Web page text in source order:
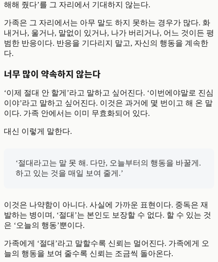
해해 줬다’를 그 자리에서 기대하지 않는다.
가족은 그 자리에서는 아무 말도 하지 못하는 경우가 많다. 화
내거나, 울거나, 말없이 있거나, 나가 버리거나, 어느 것이든 평
범한 반응이다. 반응을 기다리지 말고, 자신의 행동을 계속한
다.
너무 많이 약속하지 않는다
‘이제 절대 안 할게’라고 말하고 싶어진다. ‘이번에야말로 진심
이야’라고 말하고 싶어진다. 이것은 과거에 몇 번이고 해 온 말
이다. 가족 안에서는 이미 무효화되어 있다.
대신 이렇게 말한다.
‘절대라고는 말 못 해. 다만, 오늘부터의 행동을 바꿀게.
하고 있는 것을 매일 보여 줄게.’
이것은 나약함이 아니다. 사실에 가까운 표현이다. 중독은 재
발하는 병이며, ‘절대’는 본인도 보장할 수 없다. 할 수 있는 것
은 ‘오늘의 행동’뿐이다.
가족에게 ‘절대’라고 말할수록 신뢰는 멀어진다. 가족에게 오
늘의 행동을 보여 줄수록 신뢰는 조금씩 돌아온다.